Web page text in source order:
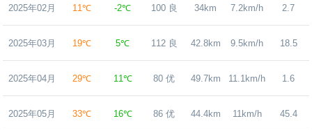
2025年02月 11℃ -2℃ 100 良 34km 7.2km/h 2.7
2025年03月 19℃ 5℃ 112 良 42.8km 9.5km/h 18.5
2025年04月 29℃ 11℃ 80 优 49.7km 11.1km/h 1.6
2025年05月 33℃ 16℃ 86 优 44.4km 11km/h 45.4